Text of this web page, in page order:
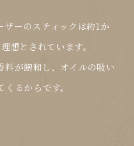
ザーのスティックは約1か
想とされています。
料が飽和し、オイルの吸い
るからです。